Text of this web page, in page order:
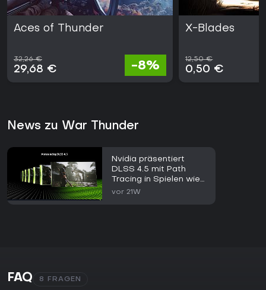
Aces of Thunder
32,26 €
29,68 € -8%
X-Blades
12,50 €
0,50 €
News zu War Thunder
Nvidia präsentiert
DLSS 4.5 mit Path
Tracing in Spielen wie
007 First Light und
vor 21W
FAQ 8 FRAGEN